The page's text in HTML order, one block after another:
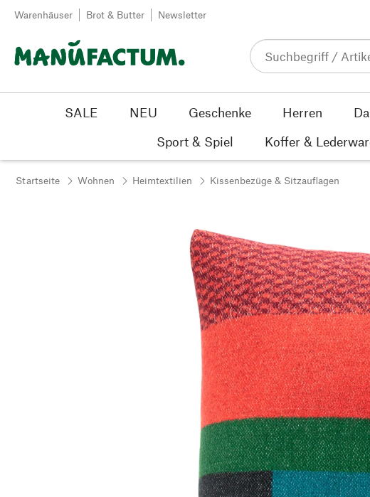
Zum Inhalt springen
Warenhäuser Brot & Butter Newsletter
SALE NEU Geschenke Herren
Sport & Spiel
Koffer &
Startseite Wohnen Heimtextilien Kissenbezüge & Sitzauflagen